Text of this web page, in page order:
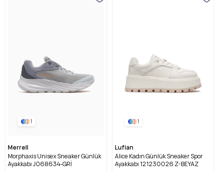
1
Merrell
Morphaxis Unisex Sneaker Günlük
Ayakkabı J068634-GRİ
1
Lufian
Alice Kadın Günlük Sneaker Spor
Ayakkabı 121230026 Z-BEYAZ